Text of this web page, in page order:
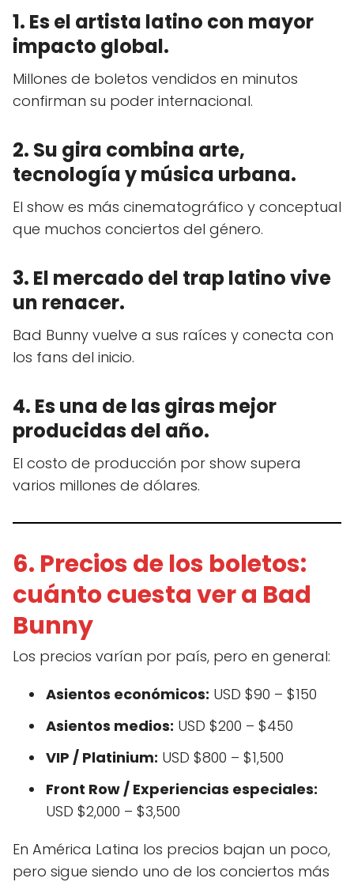
1. Es el artista latino con mayor
impacto global.
Millones de boletos vendidos en minutos
confirman su poder internacional.
2. Su gira combina arte,
tecnología y música urbana.
El show es más cinematográfico y conceptual
que muchos conciertos del género.
3. El mercado del trap latino vive
un renacer.
Bad Bunny vuelve a sus raíces y conecta con
los fans del inicio.
4. Es una de las giras mejor
producidas del año.
El costo de producción por show supera
varios millones de dólares.
6. Precios de los boletos:
cuánto cuesta ver a Bad
Bunny
Los precios varían por país, pero en general:
Asientos económicos: USD $90 – $150
Asientos medios: USD $200 – $450
VIP / Platinium: USD $800 – $1,500
Front Row / Experiencias especiales:
USD $2,000 – $3,500
En América Latina los precios bajan un poco,
pero sigue siendo uno de los conciertos más